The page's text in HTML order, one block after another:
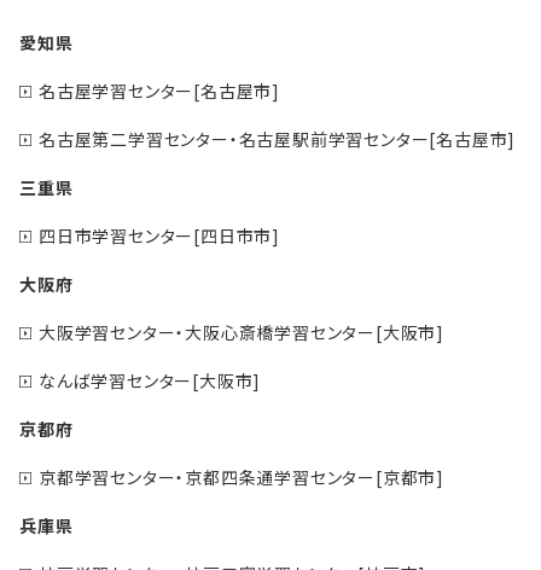
愛知県
名古屋学習センター[名古屋市]
名古屋第二学習センター・名古屋駅前学習センター[名古屋市]
三重県
四日市学習センター[四日市市]
大阪府
大阪学習センター・大阪心斎橋学習センター[大阪市]
なんば学習センター[大阪市]
京都府
京都学習センター・京都四条通学習センター[京都市]
兵庫県